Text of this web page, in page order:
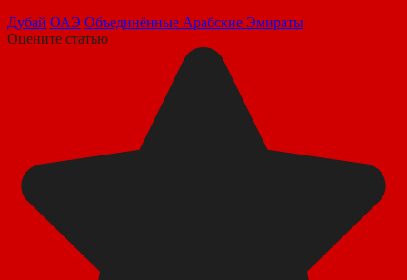
Дубай ОАЭ Объединённые Арабские Эмираты
Оцените статью